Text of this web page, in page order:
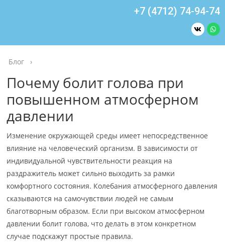
+7 (4712) 74-94-74
Блог ›
Почему болит голова при
повышенном атмосферном
давлении
Изменение окружающей среды имеет непосредственное
влияние на человеческий организм. В зависимости от
индивидуальной чувствительности реакция на
раздражитель может сильно выходить за рамки
комфортного состояния. Колебания атмосферного давления
сказываются на самочувствии людей не самым
благотворным образом. Если при высоком атмосферном
давлении болит голова, что делать в этом конкретном
случае подскажут простые правила.